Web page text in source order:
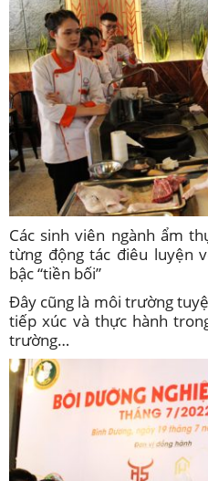
Các sinh viên ngành ẩm
từng động tác điêu luyện
bậc “tiền bối”
Đây cũng là môi trường
tiếp xúc và thực hành
trường…